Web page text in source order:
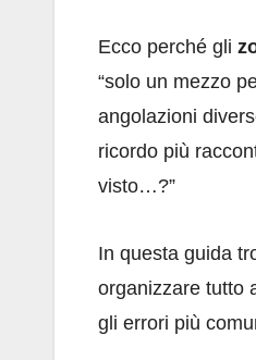
Ecco perché gli
“solo un mezzo
angolazioni
ricordo più
visto…?”
In questa guida
organizzare tutto
gli errori più